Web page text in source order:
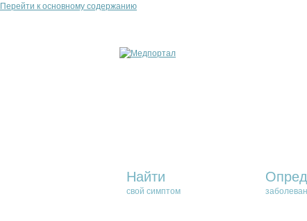
Перейти к основному содержанию
Найти
свой симптом